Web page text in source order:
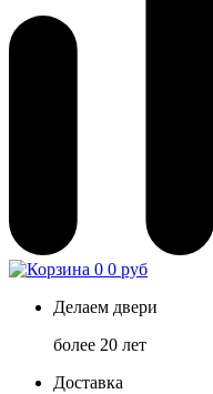
0 0 руб
Делаем двери
более 20 лет
Доставка